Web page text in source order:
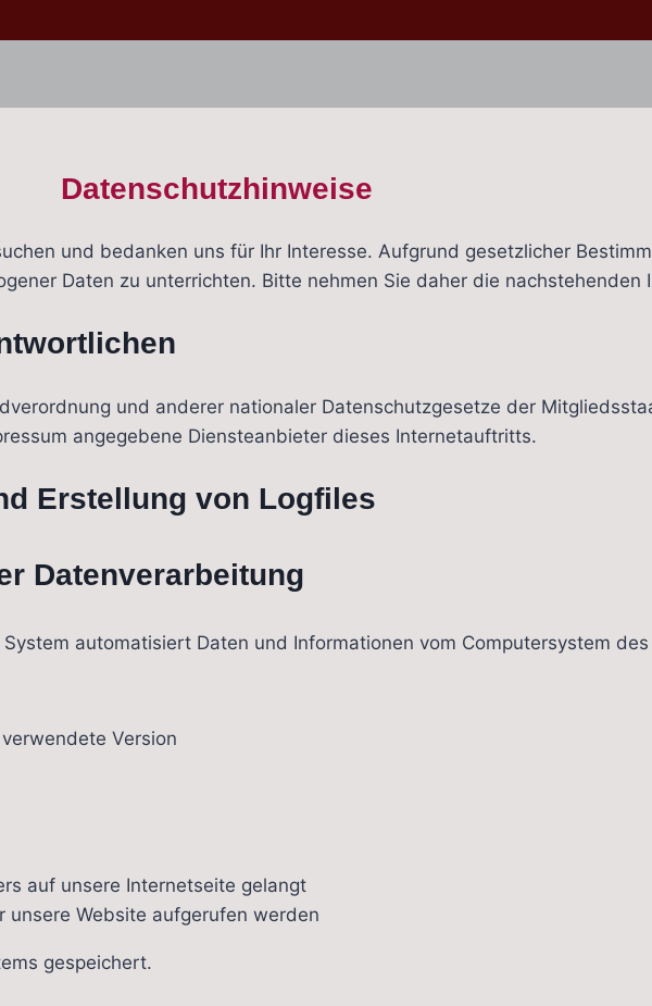
Datenschutzhinweise
und bedanken uns für Ihr Interesse. Aufgrund gesetzlicher
Daten zu unterrichten. Bitte nehmen Sie daher die nachstehenden
und anderer nationaler Datenschutzgesetze der
angegebene Diensteanbieter dieses Internetauftritts.
Erstellung von Logfiles
Datenverarbeitung
automatisiert Daten und Informationen vom Computersystem
Version
auf unsere Internetseite gelangt
unsere Website aufgerufen werden
gespeichert.